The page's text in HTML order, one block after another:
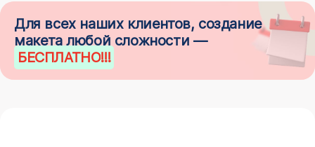
Для всех наших клиентов, создание
макета любой сложности —
БЕСПЛАТНО!!!